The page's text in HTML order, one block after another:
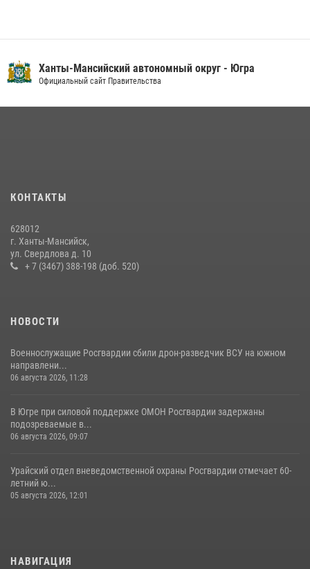
Ханты-Мансийский автономный округ - Югра
Официальный сайт Правительства
КОНТАКТЫ
628012
г. Ханты-Мансийск,
ул. Свердлова д. 10
+ 7 (3467) 388-198 (доб. 520)
НОВОСТИ
Военнослужащие Росгвардии сбили дрон-разведчик ВСУ на южном
направлени...
06 августа 2026, 11:28
В Югре при силовой поддержке ОМОН Росгвардии задержаны
подозреваемые в...
06 августа 2026, 09:07
Урайский отдел вневедомственной охраны Росгвардии отмечает 60-
летний ю...
05 августа 2026, 12:01
НАВИГАЦИЯ